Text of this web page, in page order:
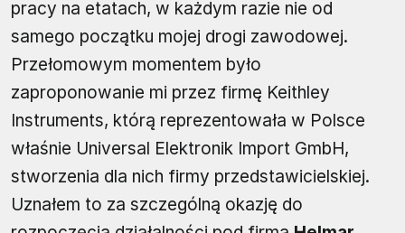
pracy na etatach, w każdym razie nie od
samego początku mojej drogi zawodowej.
Przełomowym momentem było
zaproponowanie mi przez firmę Keithley
Instruments, którą reprezentowała w Polsce
właśnie Universal Elektronik Import GmbH,
stworzenia dla nich firmy przedstawicielskiej.
Uznałem to za szczególną okazję do